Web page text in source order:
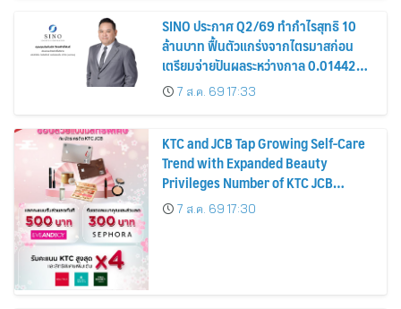
SINO ประกาศ Q2/69 ทำกำไรสุทธิ 10
ล้านบาท ฟื้นตัวแกร่งจากไตรมาสก่อน
เตรียมจ่ายปันผลระหว่างกาล 0.014423
บาทต่อหุ้น ครึ่งปีหลังมุ่งเติบโตต่อเนื่อง
7 ส.ค. 69 17:33
KTC and JCB Tap Growing Self-Care
Trend with Expanded Beauty
Privileges Number of KTC JCB
Cardmembers Spending on
Cosmetics Rises 26%
7 ส.ค. 69 17:30